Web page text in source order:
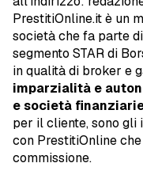
PrestitiOnline.it è un
società che fa parte
segmento STAR di
in qualità di broker e
imparzialità e
e società
per il cliente, sono
con PrestitiOnline
commissione.